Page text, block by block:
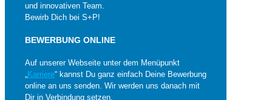
und innovativen Team.
Bewirb Dich bei S+P!
BEWERBUNG ONLINE
Auf unserer Webseite unter dem Menüpunkt
„Karriere“ kannst Du ganz einfach Deine Bewerbung
online an uns senden. Wir werden uns danach mit
Dir in Verbindung setzen.